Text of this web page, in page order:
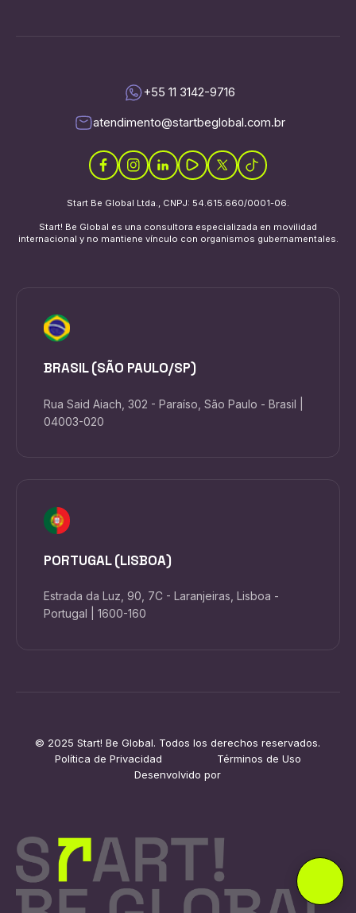
+55 11 3142-9716
atendimento@startbeglobal.com.br
Start Be Global Ltda., CNPJ: 54.615.660/0001-06.
Start! Be Global es una consultora especializada en movilidad
internacional y no mantiene vínculo con organismos gubernamentales.
BRASIL (SÃO PAULO/SP)
Rua Said Aiach, 302 - Paraíso, São Paulo - Brasil |
04003-020
PORTUGAL (LISBOA)
Estrada da Luz, 90, 7C - Laranjeiras, Lisboa -
Portugal | 1600-160
© 2025 Start! Be Global. Todos los derechos reservados.
Política de Privacidad
Términos de Uso
Desenvolvido por